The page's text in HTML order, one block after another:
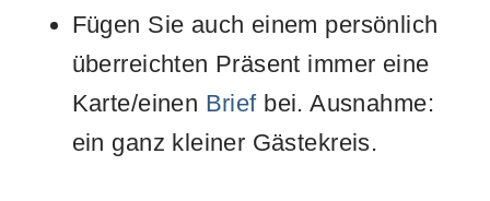
Fügen Sie auch einem persönlich
überreichten Präsent immer eine
Karte/einen Briefbei. Ausnahme:
ein ganz kleiner Gästekreis.